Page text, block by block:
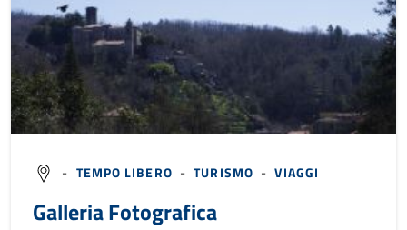
- TEMPO LIBERO -TURISMO -VIAGGI
Galleria Fotografica